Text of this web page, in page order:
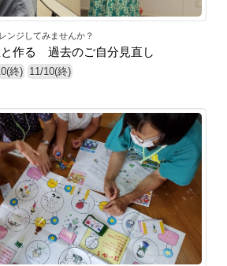
ンジしてみませんか？
作る 過去のご自分見直し
終) 11/10(終)